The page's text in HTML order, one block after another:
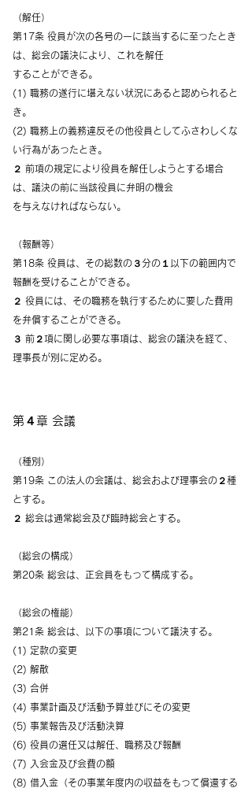
（解任）
第17条 役員が次の各号の一に該当するに至ったとき
は、総会の議決により、これを解任
することができる。
(1) 職務の遂行に堪えない状況にあると認められると
き。
(2) 職務上の義務違反その他役員としてふさわしくな
い行為があったとき。
２ 前項の規定により役員を解任しようとする場合
は、議決の前に当該役員に弁明の機会
を与えなければならない。
（報酬等）
第18条 役員は、その総数の３分の１以下の範囲内で
報酬を受けることができる。
２ 役員には、その職務を執行するために要した費用
を弁償することができる。
３ 前２項に関し必要な事項は、総会の議決を経て、
理事長が別に定める。
第４章 会議
（種別）
第19条 この法人の会議は、総会および理事会の２種
とする。
２ 総会は通常総会及び臨時総会とする。
（総会の構成）
第20条 総会は、正会員をもって構成する。
（総会の権能）
第21条 総会は、以下の事項について議決する。
(1) 定款の変更
(2) 解散
(3) 合併
(4) 事業計画及び活動予算並びにその変更
(5) 事業報告及び活動決算
(6) 役員の選任又は解任、職務及び報酬
(7) 入会金及び会費の額
(8) 借入金（その事業年度内の収益をもって償還する